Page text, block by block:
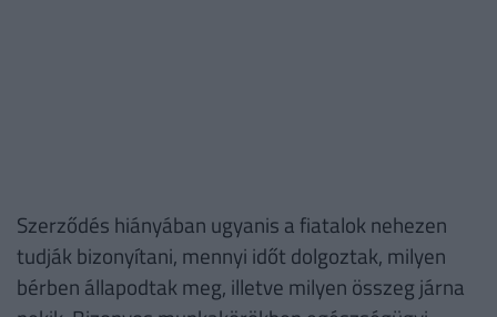
Szerződés hiányában ugyanis a fiatalok nehezen
tudják bizonyítani, mennyi időt dolgoztak, milyen
bérben állapodtak meg, illetve milyen összeg járna